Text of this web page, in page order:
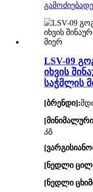
გამოძიება
LSV-09
იხვის
საჭმლის
[ბრენდი]:
კგ
[ნედლი
[ნედლი